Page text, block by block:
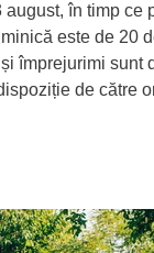
în timp ce
este de 20
împrejurimi sunt
de către